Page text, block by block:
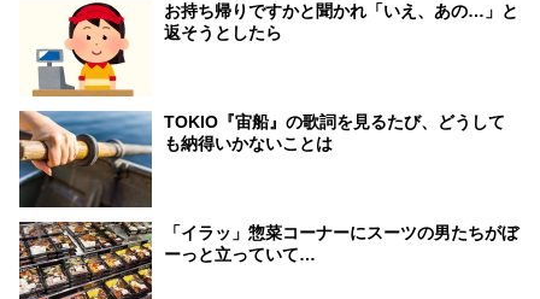
お持ち帰りですかと聞かれ「いえ、あの…」と
返そうとしたら
TOKIO『宙船』の歌詞を見るたび、どうして
も納得いかないことは
「イラッ」惣菜コーナーにスーツの男たちがぼ
ーっと立っていて…